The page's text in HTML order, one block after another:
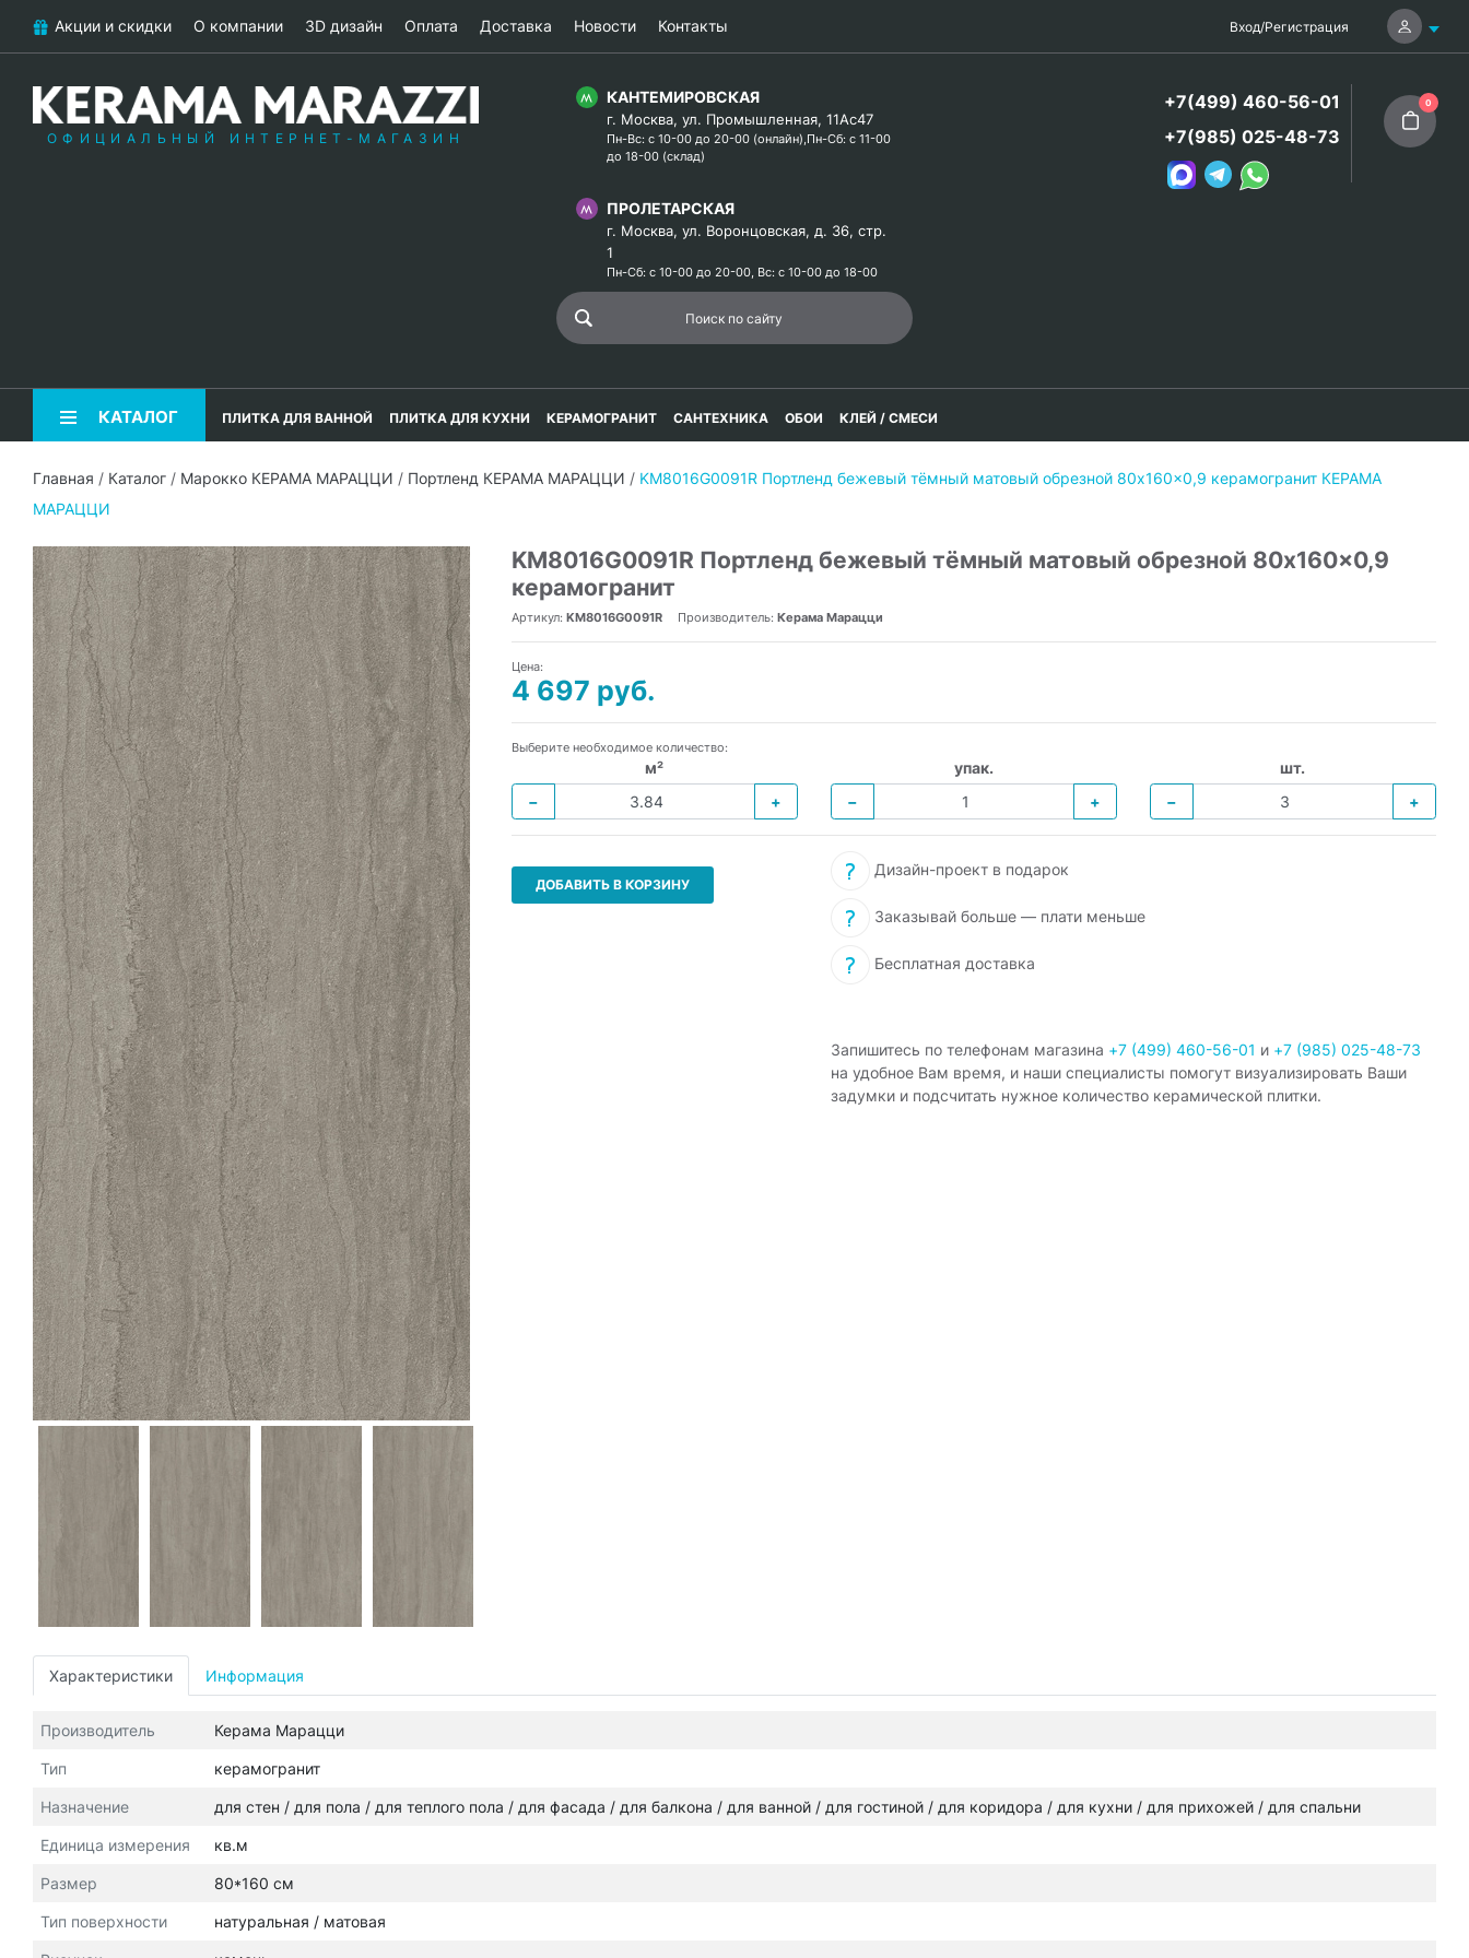
Акции и скидки О компании 3D дизайн Оплата Доставка Новости Контакты Вход/Регистрация
ОФИЦИАЛЬНЫЙ ИНТЕРНЕТ-МАГАЗИН
КАНТЕМИРОВСКАЯ
г. Москва, ул. Промышленная, 11Ас47
Пн-Вс: с 10-00 до 20-00 (онлайн),Пн-Сб: с 11-00
до 18-00 (склад)
ПРОЛЕТАРСКАЯ
г. Москва, ул. Воронцовская, д. 36, стр.
1
Пн-Сб: с 10-00 до 20-00, Вс: с 10-00 до 18-00
+7(499) 460-56-01
+7(985) 025-48-73
0
КАТАЛОГ ПЛИТКА ДЛЯ ВАННОЙ ПЛИТКА ДЛЯ КУХНИ КЕРАМОГРАНИТ САНТЕХНИКА ОБОИ КЛЕЙ / СМЕСИ
Главная / Каталог / Марокко КЕРАМА МАРАЦЦИ / Портленд КЕРАМА МАРАЦЦИ / KM8016G0091R Портленд бежевый тёмный матовый обрезной 80x160x0,9 керамогранит КЕРАМА
МАРАЦЦИ
KM8016G0091R Портленд бежевый тёмный матовый обрезной 80x160x0,9
керамогранит
Артикул: KM8016G0091R Производитель: Керама Марацци
Цена:
4 697 руб.
Выберите необходимое количество:
м²
−
+
упак.
−
+
шт.
−
+
ДОБАВИТЬ В КОРЗИНУ
Дизайн-проект в подарок
Заказывай больше — плати меньше
Бесплатная доставка
Запишитесь по телефонам магазина +7 (499) 460-56-01 и +7 (985) 025-48-73
на удобное Вам время, и наши специалисты помогут визуализировать Ваши
задумки и подсчитать нужное количество керамической плитки.
Характеристики Информация
Производитель Керама Марацци
Тип керамогранит
Назначение для стен / для пола / для теплого пола / для фасада / для балкона / для ванной / для гостиной / для коридора / для кухни / для прихожей / для спальни
Единица измерения кв.м
Размер 80*160 см
Тип поверхности натуральная / матовая